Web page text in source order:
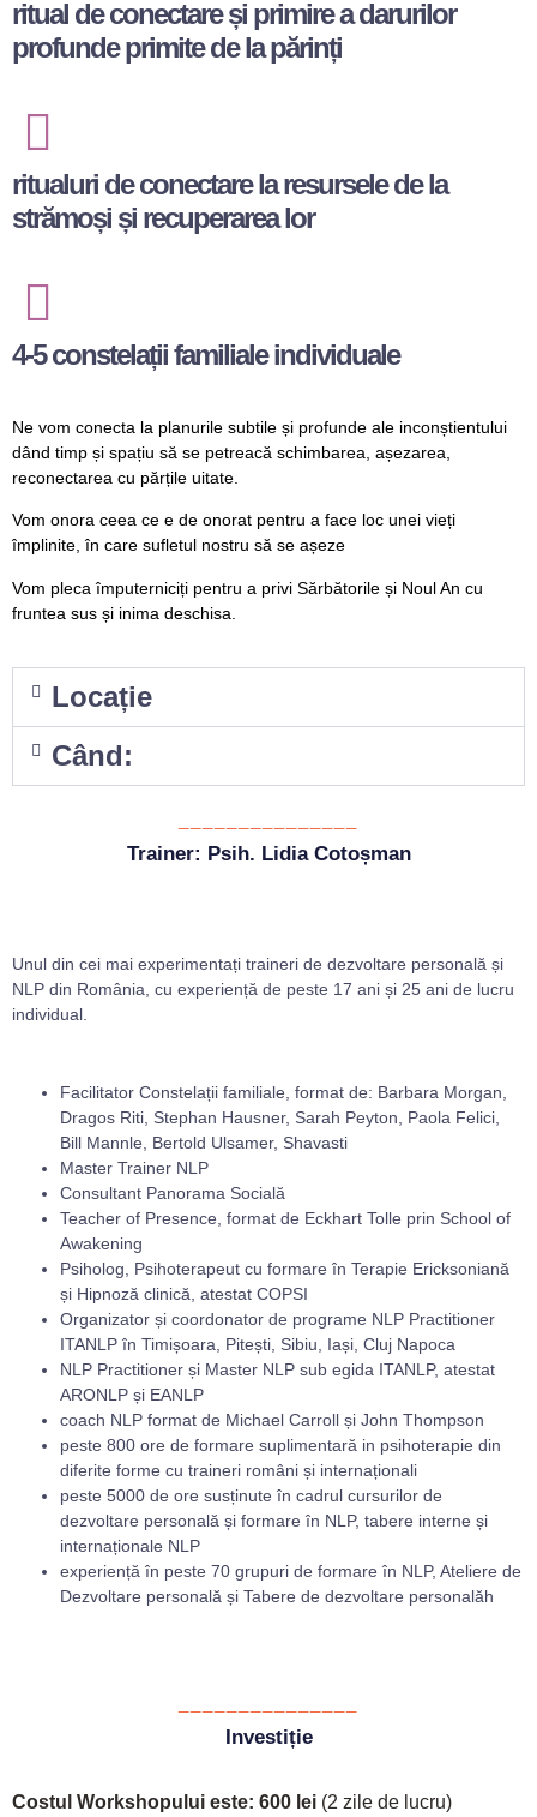
ritual de conectare și primire a darurilor
profunde primite de la părinți
ritualuri de conectare la resursele de la
strămoși și recuperarea lor
4-5 constelații familiale individuale
Ne vom conecta la planurile subtile și profunde ale inconștientului
dând timp și spațiu să se petreacă schimbarea, așezarea,
reconectarea cu părțile uitate.
Vom onora ceea ce e de onorat pentru a face loc unei vieți
împlinite, în care sufletul nostru să se așeze
Vom pleca împuterniciți pentru a privi Sărbătorile și Noul An cu
fruntea sus și inima deschisa.
Locație
Când:
Trainer: Psih. Lidia Cotoșman
Unul din cei mai experimentați traineri de dezvoltare personală și
NLP din România, cu experiență de peste 17 ani și 25 ani de lucru
individual.
Facilitator Constelații familiale, format de: Barbara Morgan,
Dragos Riti, Stephan Hausner, Sarah Peyton, Paola Felici,
Bill Mannle, Bertold Ulsamer, Shavasti
Master Trainer NLP
Consultant Panorama Socială
Teacher of Presence, format de Eckhart Tolle prin School of
Awakening
Psiholog, Psihoterapeut cu formare în Terapie Ericksoniană
și Hipnoză clinică, atestat COPSI
Organizator și coordonator de programe NLP Practitioner
ITANLP în Timișoara, Pitești, Sibiu, Iași, Cluj Napoca
NLP Practitioner și Master NLP sub egida ITANLP, atestat
ARONLP și EANLP
coach NLP format de Michael Carroll și John Thompson
peste 800 ore de formare suplimentară in psihoterapie din
diferite forme cu traineri români și internaționali
peste 5000 de ore susținute în cadrul cursurilor de
dezvoltare personală și formare în NLP, tabere interne și
internaționale NLP
experiență în peste 70 grupuri de formare în NLP, Ateliere de
Dezvoltare personală și Tabere de dezvoltare personalăh
Investiție
Costul Workshopului este: 600 lei (2 zile de lucru)